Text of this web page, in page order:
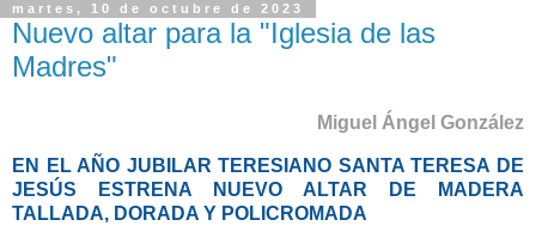
martes, 10 de octubre de 2023
Nuevo altar para la "Iglesia de las
Madres"
Miguel Ángel González
EN EL AÑO JUBILAR TERESIANO SANTA TERESA DE
JESÚS ESTRENA NUEVO ALTAR DE MADERA
TALLADA, DORADA Y POLICROMADA